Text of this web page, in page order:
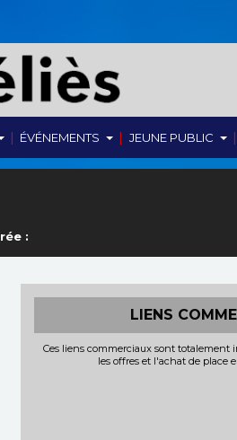
| ÉVÉNEMENTS | JEUNE PUBLIC |
:
LIENS
Ces liens commerciaux sont totalement
les offres et l'achat de place